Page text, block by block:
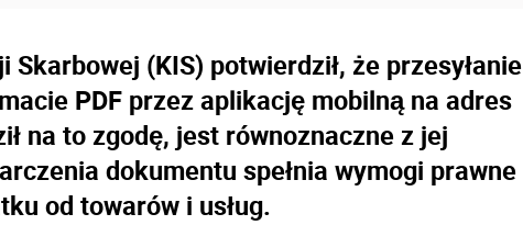
(KIS) potwierdził, że przesyłanie
PDF przez aplikację mobilną na adres
na to zgodę, jest równoznaczne z jej
dokumentu spełnia wymogi prawne
od towarów i usług.